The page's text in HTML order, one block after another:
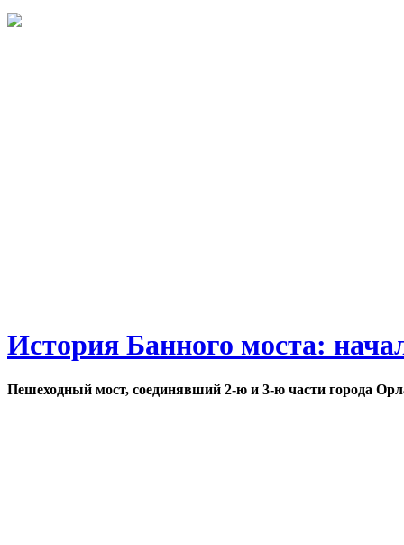
История Банного моста:
Пешеходный мост, соединявший 2-ю и 3-ю части города